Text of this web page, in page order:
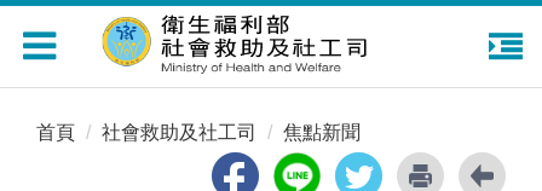
Toggle
navigation
首頁 社會救助及社工司 焦點新聞